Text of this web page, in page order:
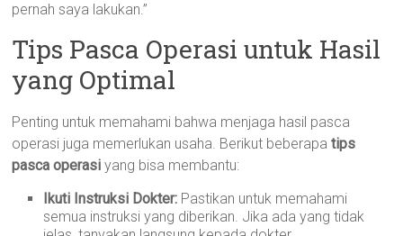
pernah saya lakukan.”
Tips Pasca Operasi untuk Hasil
yang Optimal
Penting untuk memahami bahwa menjaga hasil pasca
operasi juga memerlukan usaha. Berikut beberapatips
pasca operasi yang bisa membantu:
Ikuti Instruksi Dokter: Pastikan untuk memahami
semua instruksi yang diberikan. Jika ada yang tidak